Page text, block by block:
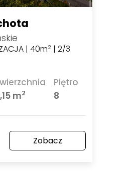
| 40m2 | 2/3
m2
Piętro
8
Zobacz